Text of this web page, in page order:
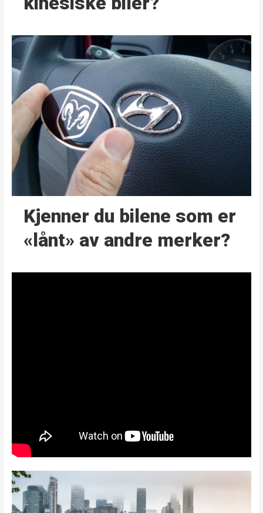
Kjenner du bilene som er
«lånt» av andre merker?